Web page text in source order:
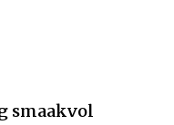
smaakvol